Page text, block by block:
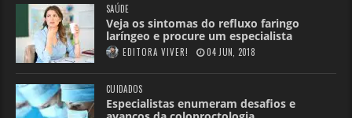
SAÚDE
Veja os sintomas do refluxo faringo
laríngeo e procure um especialista
EDITORA VIVER! 04 JUN, 2018
CUIDADOS
Especialistas enumeram desafios e